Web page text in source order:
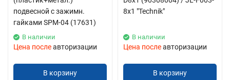
подвесной с зажимн.
гайками SPM-04 (17631)
В наличии
Цена послеавторизации
В корзину
8x1 "Technik"
В наличии
Цена послеавторизации
В корзину